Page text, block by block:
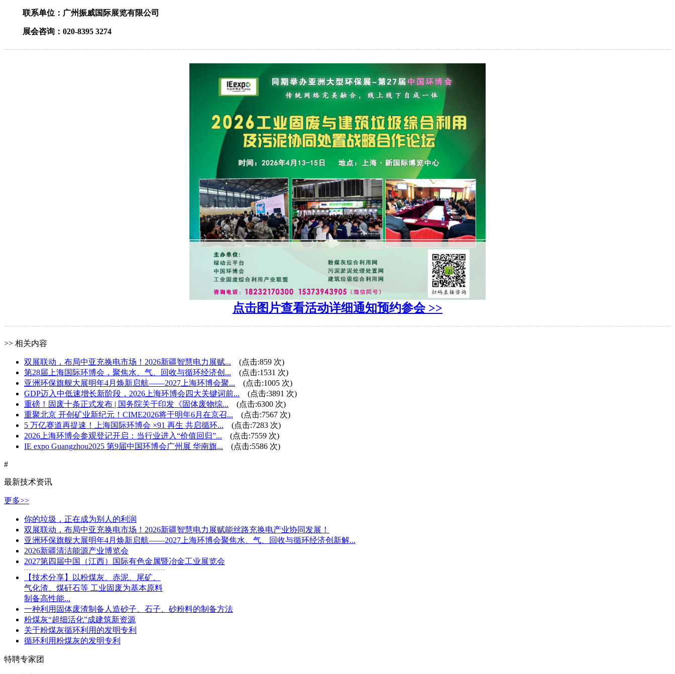
联系单位：广州振威国际展览有限公司
展会咨询：020-8395 3274
点击图片查看活动详细通知预约参会 >>
>> 相关内容
双展联动，布局中亚充换电市场！2026新疆智慧电力展赋... (点击:859 次)
第28届上海国际环博会，聚焦水、气、回收与循环经济创...
(点击:1531 次)
亚洲环保旗舰大展明年4月焕新启航——2027上海环博会聚...
(点击:1005 次)
GDP迈入中低速增长新阶段，2026上海环博会四大关键词前...
(点击:3891 次)
重磅！固废十条正式发布 | 国务院关于印发《固体废物综...
(点击:6300 次)
重聚北京 开创矿业新纪元！CIME2026将于明年6月在京召...
(点击:7567 次)
5 万亿赛道再提速！上海国际环博会 ×91 再生 共启循环...
(点击:7283 次)
2026上海环博会参观登记开启：当行业进入“价值回归”...
(点击:7559 次)
IE expo Guangzhou2025 第9届中国环博会广州展 华南旗...
(点击:5586 次)
#
最新技术资讯
更多>>
你的垃圾，正在成为别人的利润
双展联动，布局中亚充换电市场！2026新疆智慧电力展赋能丝路充换电产业协同发展！
亚洲环保旗舰大展明年4月焕新启航——2027上海环博会聚焦水、气、回收与循环经济创新解...
2026新疆清洁能源产业博览会
2027第四届中国（江西）国际有色金属暨冶金工业展览会
【技术分享】以粉煤灰、赤泥、尾矿、
气化渣、煤矸石等 工业固废为基本原料
制备高性能...
一种利用固体废渣制备人造砂子、石子、砂粉料的制备方法
粉煤灰“超细活化”成建筑新资源
关于粉煤灰循环利用的发明专利
循环利用粉煤灰的发明专利
特聘专家团